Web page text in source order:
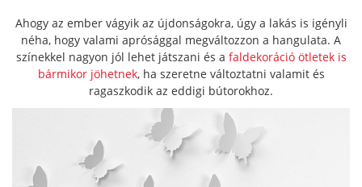
Ahogy az ember vágyik az újdonságokra, úgy a lakás is igényli
néha, hogy valami aprósággal megváltozzon a hangulata. A
színekkel nagyon jól lehet játszani és a faldekoráció ötletek is
bármikor jöhetnek, ha szeretne változtatni valamit és
ragaszkodik az eddigi bútorokhoz.